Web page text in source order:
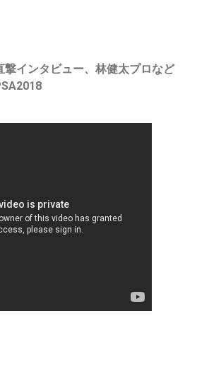
撃インタビュー、林健太プロなど